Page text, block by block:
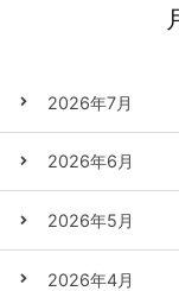
2026年7月
2026年6月
2026年5月
2026年4月